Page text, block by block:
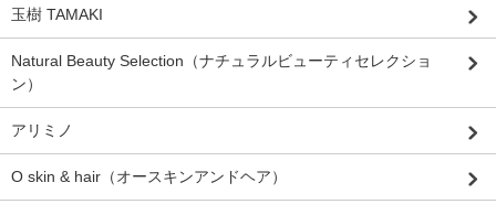
玉樹 TAMAKI
Natural Beauty Selection（ナチュラルビューティセレクショ
ン）
アリミノ
O skin & hair（オースキンアンドヘア）